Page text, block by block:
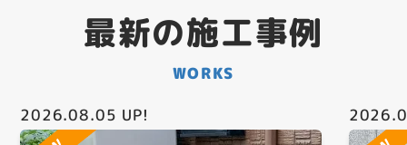
最新の施工事例
WORKS
2026.08.05 UP!